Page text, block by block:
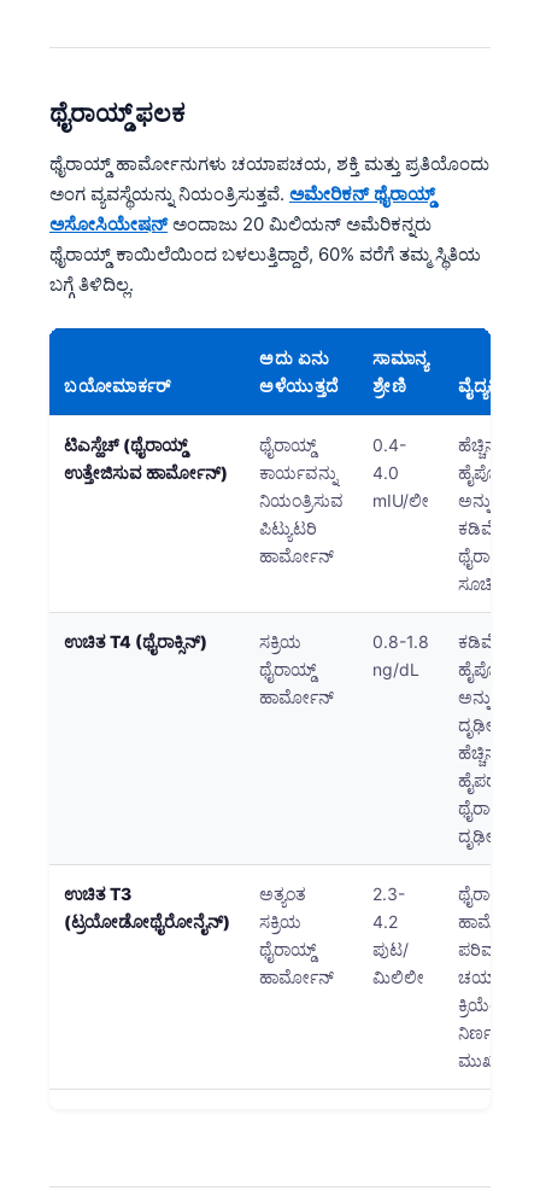
ಥೈರಾಯ್ಡ್ ಫಲಕ
ಥೈರಾಯ್ಡ್ ಹಾರ್ಮೋನುಗಳು ಚಯಾಪಚಯ, ಶಕ್ತಿ ಮತ್ತು ಪ್ರತಿಯೊಂದು
ಅಂಗ ವ್ಯವಸ್ಥೆಯನ್ನು ನಿಯಂತ್ರಿಸುತ್ತವೆ. ಅಮೇರಿಕನ್ ಥೈರಾಯ್ಡ್
ಅಸೋಸಿಯೇಷನ್ಅಂದಾಜು 20 ಮಿಲಿಯನ್ ಅಮೆರಿಕನ್ನರು
ಥೈರಾಯ್ಡ್ ಕಾಯಿಲೆಯಿಂದ ಬಳಲುತ್ತಿದ್ದಾರೆ, 60% ವರೆಗೆ ತಮ್ಮ ಸ್ಥಿತಿಯ
ಬಗ್ಗೆ ತಿಳಿದಿಲ್ಲ.
ಬಯೋಮಾರ್ಕರ್
ಅದು ಏನು
ಅಳೆಯುತ್ತದೆ
ಸಾಮಾನ್ಯ
ಶ್ರೇಣಿ
ವೈದ್ಯಕೀಯ
ಟಿಎಸ್ಹೆಚ್ (ಥೈರಾಯ್ಡ್
ಉತ್ತೇಜಿಸುವ ಹಾರ್ಮೋನ್)
ಥೈರಾಯ್ಡ್
ಕಾರ್ಯವನ್ನು
ನಿಯಂತ್ರಿಸುವ
ಪಿಟ್ಯುಟರಿ
ಹಾರ್ಮೋನ್
0.4-
4.0
mIU/ಲೀ
ಹೆಚ್ಚಿನ TSH
ಅನ್ನು
ಕಡಿಮೆ TSH
ಸೂಚಿಸುತ್ತದೆ.
ಉಚಿತ T4 (ಥೈರಾಕ್ಸಿನ್)
ಸಕ್ರಿಯ
ಥೈರಾಯ್ಡ್
ಹಾರ್ಮೋನ್
0.8-1.8
ng/dL
ಕಡಿಮೆ
ಅನ್ನು
ಹೆಚ್ಚಿನ
ಹೈಪರ್
ಉಚಿತ T3
(ಟ್ರಯೋಡೋಥೈರೋನೈನ್)
ಅತ್ಯಂತ
ಸಕ್ರಿಯ
ಥೈರಾಯ್ಡ್
ಹಾರ್ಮೋನ್
2.3-
4.2
ಪುಟ/
ಮಿಲಿಲೀ
ಥೈರಾಯ್ಡ್
ಹಾರ್ಮೋನ್
ಪರಿವರ್ತನೆ
ಕ್ರಿಯೆಯನ್ನು
ಮುಖ್ಯವಾಗಿದೆ
ગુજરાતી
Tagalog
ไทย
O‘zbekcha
Català
Slovenčina
كوردی‎
پښتو
සිංහල
অসমীয়া
Galego
Latviešu valoda
Македонски јазик
Euskara